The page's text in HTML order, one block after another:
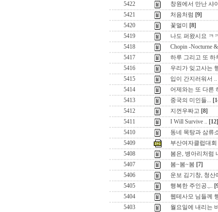
5422
창원에서 만난 샤
5421
처음처럼 [9]
5420
꽃멀미
[8]
5419
나도 퍼왔시요 ㅋ
5418
Chopin -Nocturne
5417
하루 그리고 또 하
5416
우리가 잊고사는
5415
입이 간지러워서 ..
5414
어제와는 또 다른
5413
중국의 미인들...
5412
지껀우짜고 [8]
5411
I Will Survive .. [12]
5410
동네 목탕과 삼류
5409
부산여자클럽대
5408
봄은, 병아리처럼
5407
봄~봄~봄 [7]
5406
운보 김기창, 청산
5405
행복한 주인공.,..
5404
웹테사모 님들께
5403
월요일에 내리는